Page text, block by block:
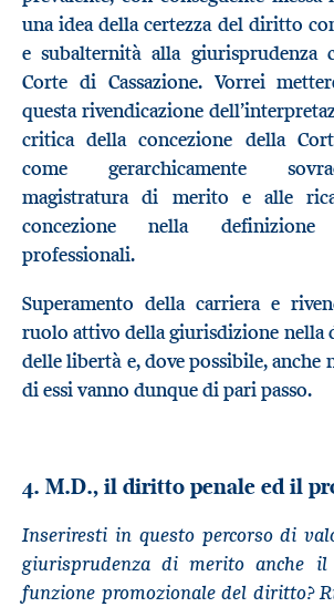
una idea della certezza del diritto
e subalternità alla giurisprudenza
Corte di Cassazione. Vorrei
questa rivendicazione
critica della concezione della
come gerarchicamente
magistratura di merito e alle
concezione nella
professionali.
Superamento della carriera e
ruolo attivo della giurisdizione nella
delle libertà e, dove possibile, anche
di essi vanno dunque di pari passo.
4. M.D., il diritto penale ed il
Inseriresti in questo percorso di
giurisprudenza di merito anche
funzione promozionale del diritto?